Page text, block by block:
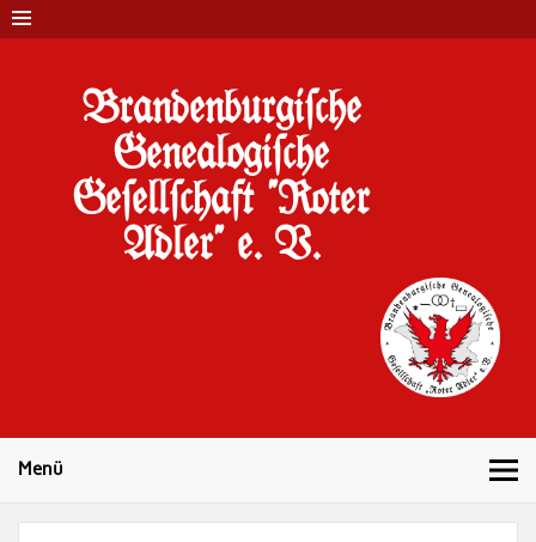
Brandenburgi#che
Genealogi#che
Ge#ell#chaft "Roter
Adler" e. V.
Menü